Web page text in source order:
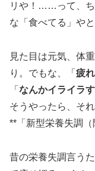
リや！……って、ち
な「食べてる」や
見た目は元気、体
り。でもな、「 疲
「 なんかイライラ
そうやったら、そ
**「新型栄養失調（
昔の栄養失調言う